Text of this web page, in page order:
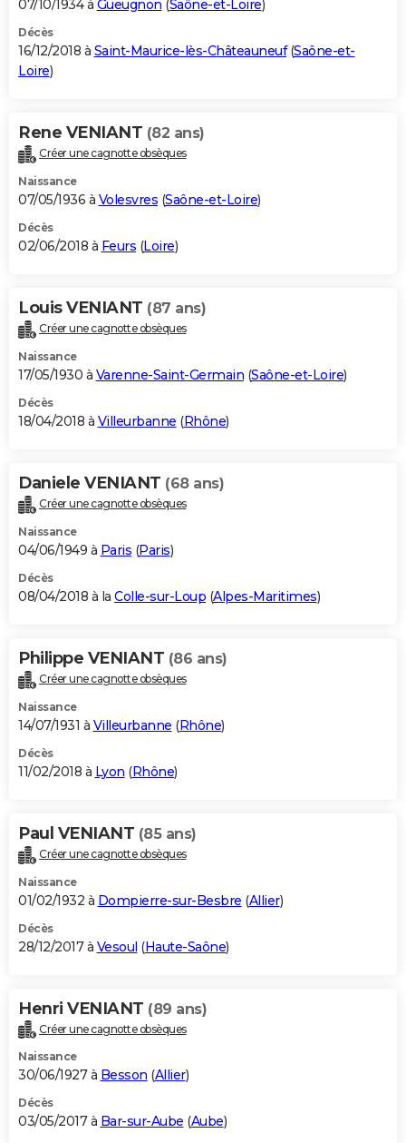
07/10/1934 à Gueugnon (Saône-et-Loire)
Décès
16/12/2018 à Saint-Maurice-lès-Châteauneuf(Saône-et-
Loire)
Rene VENIANT (82 ans)
Créer une cagnotte obsèques
Naissance
07/05/1936 à Volesvres (Saône-et-Loire)
Décès
02/06/2018 à Feurs (Loire)
Louis VENIANT (87 ans)
Créer une cagnotte obsèques
Naissance
17/05/1930 à Varenne-Saint-Germain (Saône-et-Loire)
Décès
18/04/2018 à Villeurbanne (Rhône)
Daniele VENIANT (68 ans)
Créer une cagnotte obsèques
Naissance
04/06/1949 à Paris (Paris)
Décès
08/04/2018 à la Colle-sur-Loup (Alpes-Maritimes)
Philippe VENIANT (86 ans)
Créer une cagnotte obsèques
Naissance
14/07/1931 à Villeurbanne (Rhône)
Décès
11/02/2018 à Lyon (Rhône)
Paul VENIANT (85 ans)
Créer une cagnotte obsèques
Naissance
01/02/1932 à Dompierre-sur-Besbre (Allier)
Décès
28/12/2017 à Vesoul (Haute-Saône)
Henri VENIANT (89 ans)
Créer une cagnotte obsèques
Naissance
30/06/1927 à Besson (Allier)
Décès
03/05/2017 à Bar-sur-Aube (Aube)